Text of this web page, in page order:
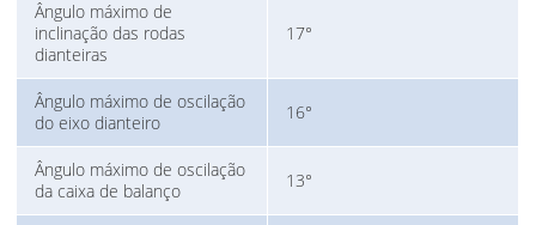
Ângulo máximo de
inclinação das rodas
dianteiras
17°
Ângulo máximo de oscilação
do eixo dianteiro
16°
Ângulo máximo de oscilação
da caixa de balanço
13°